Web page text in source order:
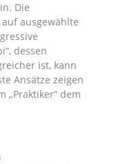
Die
ausgewählte
dessen
ist, kann
Ansätze zeigen
„Praktiker“ dem